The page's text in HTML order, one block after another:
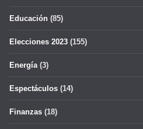
Educación (85)
Elecciones 2023 (155)
Energía(3)
Espectáculos (14)
Finanzas (18)